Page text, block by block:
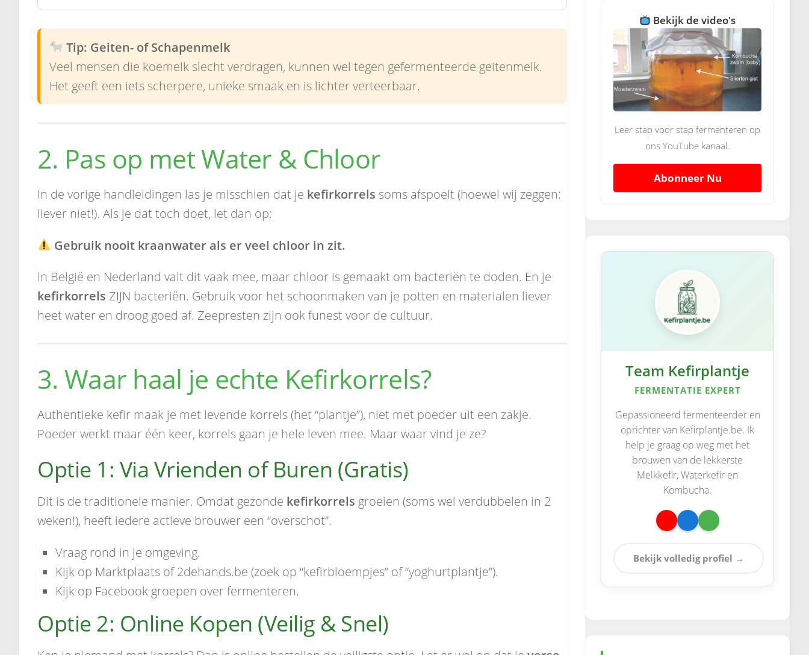
Tip: Geiten- of Schapenmelk
Veel mensen die koemelk slecht verdragen, kunnen wel tegen gefermenteerde geitenmelk.
Het geeft een iets scherpere, unieke smaak en is lichter verteerbaar.
2. Pas op met Water & Chloor
In de vorige handleidingen las je misschien dat je kefirkorrels soms afspoelt (hoewel wij zeggen:
liever niet!). Als je dat toch doet, let dan op:
Gebruik nooit kraanwater als er veel chloor in zit.
In België en Nederland valt dit vaak mee, maar chloor is gemaakt om bacteriën te doden. En je
kefirkorrels ZIJN bacteriën. Gebruik voor het schoonmaken van je potten en materialen liever
heet water en droog goed af. Zeepresten zijn ook funest voor de cultuur.
3. Waar haal je echte Kefirkorrels?
Authentieke kefir maak je met levende korrels (het “plantje”), niet met poeder uit een zakje.
Poeder werkt maar één keer, korrels gaan je hele leven mee. Maar waar vind je ze?
Optie 1: Via Vrienden of Buren (Gratis)
Dit is de traditionele manier. Omdat gezonde kefirkorrels groeien (soms wel verdubbelen in 2
weken!), heeft iedere actieve brouwer een “overschot”.
Vraag rond in je omgeving.
Kijk op Marktplaats of 2dehands.be (zoek op “kefirbloempjes” of “yoghurtplantje”).
Kijk op Facebook groepen over fermenteren.
Optie 2: Online Kopen (Veilig & Snel)
Bekijk de video's
Leer stap voor stap fermenteren op
ons YouTube kanaal.
Abonneer Nu
Team Kefirplantje
FERMENTATIE EXPERT
Gepassioneerd fermenteerder en
oprichter van Kefirplantje.be. Ik
help je graag op weg met het
brouwen van de lekkerste
Melkkefir, Waterkefir en
Kombucha.
Bekijk volledig profiel →